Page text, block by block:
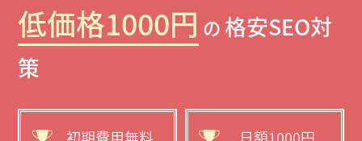
低価格1000円 の 格安SEO対
策